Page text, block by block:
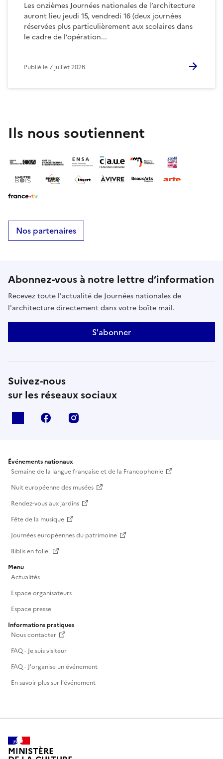
Les onzièmes Journées nationales de l’architecture
auront lieu jeudi 15, vendredi 16 (deux journées
réservées plus particulièrement aux scolaires dans
le cadre de l’opération...
Publié le7 juillet 2026
Ils nous soutiennent
Nos partenaires
Abonnez-vous à notre lettre d’information
Recevez toute l'actualité de Journées nationales de
l'architecture directement dans votre boîte mail.
S'abonner
Suivez-nous
sur les réseaux sociaux
facebook
Événements nationaux
Semaine de la langue française et de la Francophonie
Nuit européenne des musées
Rendez-vous aux jardins
Fête de la musique
Journées européennes du patrimoine
Biblis en folie
Menu
Actualités
Espace organisateurs
Espace presse
Informations pratiques
Nous contacter
FAQ - Je suis visiteur
FAQ - J'organise un événement
En savoir plus sur l'événement
MINISTÈRE